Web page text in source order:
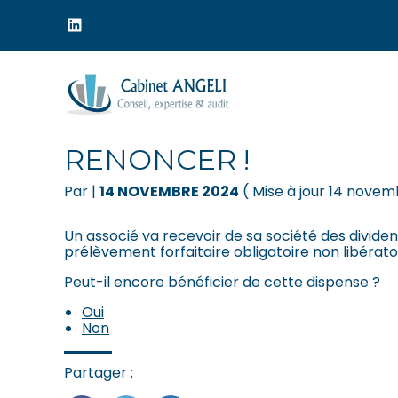
sub-
header
Aller
au
RENONCER !
Par | 14 NOVEMBRE 2024 ( Mise à jour 14
Un associé va recevoir de sa société des
prélèvement forfaitaire obligatoire non
Peut-il encore bénéficier de cette dispense ?
Oui
Non
Partager :